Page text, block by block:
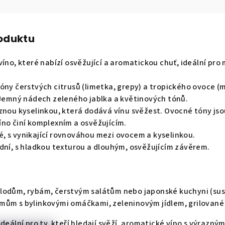
které nabízí osvěžující a aromatickou chuť, ideální
čerstvých citrusů (limetka, grepy) a tropického ovoce
nádech zeleného jablka a květinových tónů.
kyselinkou, která dodává vínu svěžest. Ovocné tóny
činí komplexním a osvěžujícím.
s vynikající rovnováhou mezi ovocem a kyselinkou.
s hladkou texturou a dlouhým, osvěžujícím závěrem.
rybám, čerstvým salátům nebo japonské kuchyni
s bylinkovými omáčkami, zeleninovým jídlem,